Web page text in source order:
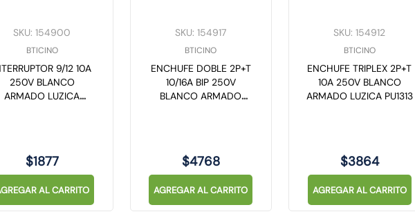
SKU:154900
BTICINO
9/12 10A
250V BLANCO
ARMADO LUZICA
$1877
AL CARRITO
SKU:154917
BTICINO
ENCHUFE DOBLE 2P+T
10/16A BIP 250V
BLANCO ARMADO
$4768
AGREGAR AL CARRITO
SKU:154912
BTICINO
ENCHUFE TRIPLEX 2P+T
10A 250V BLANCO
ARMADO LUZICA PU1313
$3864
AGREGAR AL CARRITO